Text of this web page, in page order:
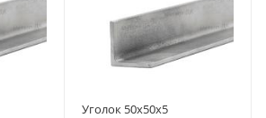
Уголок 50х50х5